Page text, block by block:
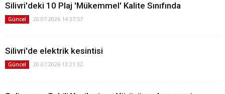
Silivri'deki 10 Plaj 'Mükemmel' Kalite Sınıfında
Güncel 20.07.2026 14:37:57
Silivri'de elektrik kesintisi
Güncel 20.07.2026 13:21:32